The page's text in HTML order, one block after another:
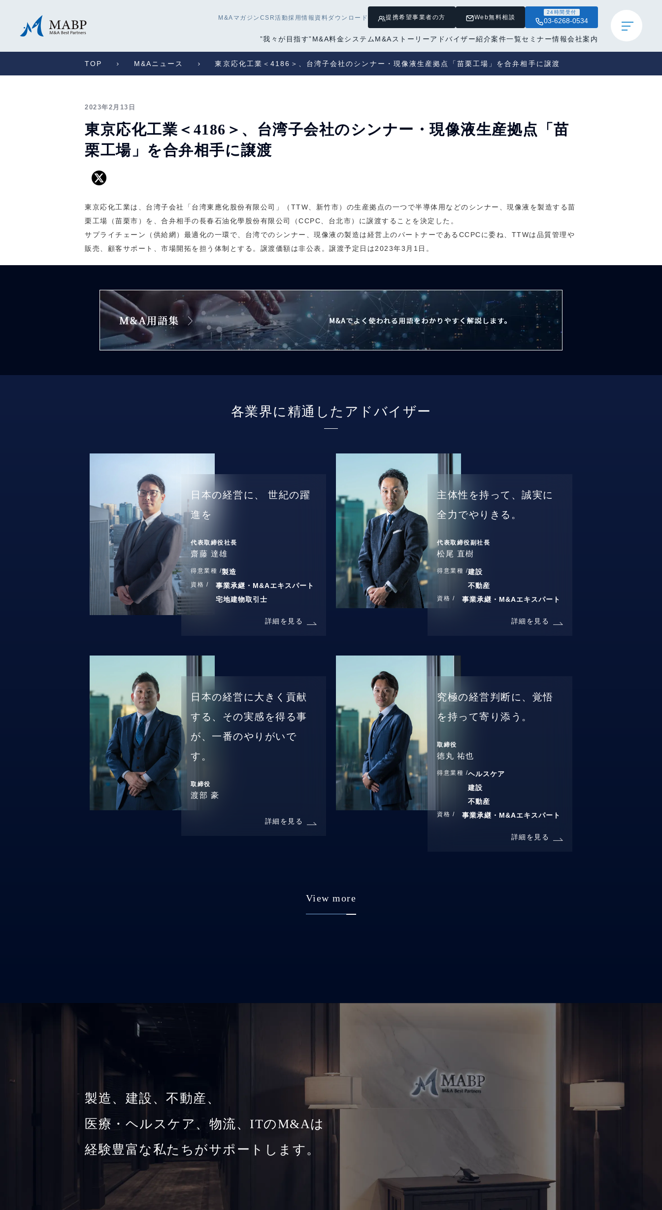
M&Aマガジン CSR活動採用情報 資料ダウンロード 提携希望事業者の方 Web無料相談
24時間受付
03-6268-0534
”我々が目指す”M&A料金システム M&Aストーリーアドバイザー紹介案件一覧セミナー情報会社案内
TOP M&Aニュース 東京応化工業＜4186＞、台湾子会社のシンナー・現像液生産拠点「苗栗工場」を合弁相手に譲渡
2023年2月13日
東京応化工業＜4186＞、台湾子会社のシンナー・現像液生産拠点「苗
栗工場」を合弁相手に譲渡
東京応化工業は、台湾子会社「台湾東應化股份有限公司」（TTW、新竹市）の生産拠点の一つで半導体用などのシンナー、現像液を製造する苗
栗工場（苗栗市）を、合弁相手の長春石油化學股份有限公司（CCPC、台北市）に譲渡することを決定した。
サプライチェーン（供給網）最適化の一環で、台湾でのシンナー、現像液の製造は経営上のパートナーであるCCPCに委ね、TTWは品質管理や
販売、顧客サポート、市場開拓を担う体制とする。譲渡価額は非公表。譲渡予定日は2023年3月1日。
各業界に精通したアドバイザー
日本の経営に、
世紀の躍
進を
代表取締役社長
齋藤 達雄
得意業種 /製造
資格 /
事業承継・M&Aエキスパート
宅地建物取引士
詳細を見る
主体性を持って、誠実に
全力でやりきる。
代表取締役副社長
松尾 直樹
得意業種 /建設
不動産
資格 / 事業承継・M&Aエキスパート
詳細を見る
日本の経営に大きく貢献
する、その実感を得る事
が、一番のやりがいで
す。
取締役
渡部 豪
詳細を見る
究極の経営判断に、覚悟
を持って寄り添う。
取締役
徳丸 祐也
得意業種 /ヘルスケア
建設
不動産
資格 / 事業承継・M&Aエキスパート
詳細を見る
View more
製造、建設、不動産、
医療・ヘルスケア、物流、ITのM&Aは
経験豊富な私たちがサポートします。